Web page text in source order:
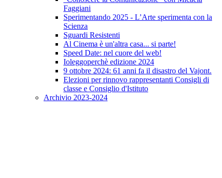
Faggiani
Sperimentando 2025 - L’Arte sperimenta con la
Scienza
Sguardi Resistenti
Al Cinema è un'altra casa... si parte!
Speed Date: nel cuore del web!
Ioleggoperchè edizione 2024
9 ottobre 2024: 61 anni fa il disastro del Vajont.
Elezioni per rinnovo rappresentanti Consigli di
classe e Consiglio d'Istituto
Archivio 2023-2024